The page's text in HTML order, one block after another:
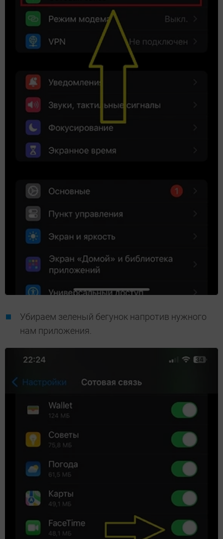
Убираем зеленый бегунок напротив нужного
нам приложения.